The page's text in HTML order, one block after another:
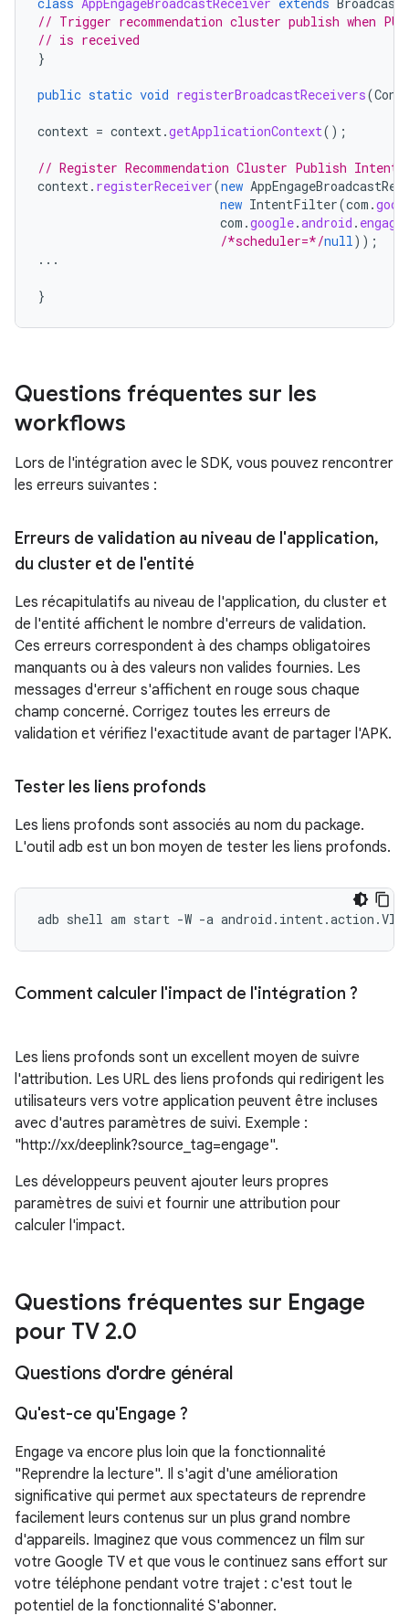
// Trigger recommendation cluster publish when
// is received
}
public static void registerBroadcastReceivers(
context = context.getApplicationContext();
// Register Recommendation Cluster Publish Intent
context. registerReceiver(new
new IntentFilter(com .
com .google.android . engage
/*scheduler=*/null));
...
}
Questions fréquentes sur les
workflows
Lors de l'intégration avec le SDK, vous pouvez rencontrer
les erreurs suivantes :
Erreurs de validation au niveau de l'application,
du cluster et de l'entité
Les récapitulatifs au niveau de l'application, du cluster et
de l'entité affichent le nombre d'erreurs de validation.
Ces erreurs correspondent à des champs obligatoires
manquants ou à des valeurs non valides fournies. Les
messages d'erreur s'affichent en rouge sous chaque
champ concerné. Corrigez toutes les erreurs de
validation et vérifiez l'exactitude avant de partager l'APK.
Tester les liens profonds
Les liens profonds sont associés au nom du package.
L'outil adb est un bon moyen de tester les liens profonds.
adb shell am start -W -a
Comment calculer l'impact de l'intégration ?
Les liens profonds sont un excellent moyen de suivre
l'attribution. Les URL des liens profonds qui redirigent les
utilisateurs vers votre application peuvent être incluses
avec d'autres paramètres de suivi. Exemple :
"http://xx/deeplink?source_tag=engage".
Les développeurs peuvent ajouter leurs propres
paramètres de suivi et fournir une attribution pour
calculer l'impact.
Questions fréquentes sur Engage
pour TV 2.0
Questions d'ordre général
Qu'est-ce qu'Engage ?
Engage va encore plus loin que la fonctionnalité
"Reprendre la lecture". Il s'agit d'une amélioration
significative qui permet aux spectateurs de reprendre
facilement leurs contenus sur un plus grand nombre
d'appareils. Imaginez que vous commencez un film sur
votre Google TV et que vous le continuez sans effort sur
votre téléphone pendant votre trajet : c'est tout le
potentiel de la fonctionnalité S'abonner.